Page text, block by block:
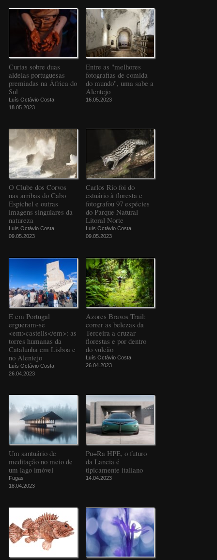
Curtas sobre duas
aldeias portuguesas
premiadas na África do
Sul
Luís Octávio Costa
18.05.2023
Entre as "melhores
fotografias de comida
do mundo", uma sabe a
Alentejo
16.05.2023
O Clube dos Corvos
nas arribas do Cabo
Espichel e outras
imagens singulares da
natureza
Luís Octávio Costa
09.05.2023
Carlos Rio foi do
estuário à floresta e
fotografou 97 espécies
do Parque Natural
Litoral Norte
Luís Octávio Costa
09.05.2023
E em Portugal
ergueram-se
<em>castells</em>: as
torres humanas da
Catalunha em Lisboa e
no Alentejo
Luís Octávio Costa
26.04.2023
Azores Bravos Trail:
correr as belezas da
Terceira a cruzar
florestas e por dentro
do vulcão
Luís Octávio Costa
26.04.2023
Um santuário de
meditação no meio de
um lago imóvel
Fugas
18.04.2023
Pu+Ra HPE, o futuro
da Lancia é
tipicamente italiano
14.04.2023